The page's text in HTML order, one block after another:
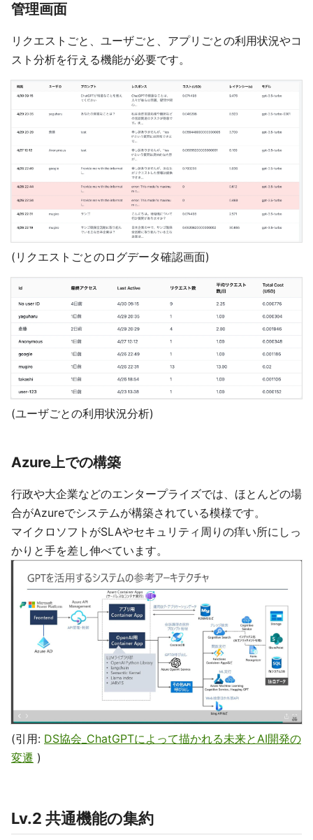
管理画面
リクエストごと、ユーザごと、アプリごとの利用状況やコ
スト分析を行える機能が必要です。
(リクエストごとのログデータ確認画面)
(ユーザごとの利用状況分析)
Azure上での構築
行政や大企業などのエンタープライズでは、ほとんどの場
合がAzureでシステムが構築されている模様です。
マイクロソフトがSLAやセキュリティ周りの痒い所にしっ
かりと手を差し伸べています。
(引用: DS協会_ChatGPTによって描かれる未来とAI開発の
変遷 )
Lv.2 共通機能の集約